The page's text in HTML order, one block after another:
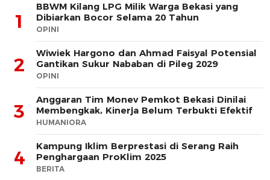
1
BBWM Kilang LPG Milik Warga Bekasi yang
Dibiarkan Bocor Selama 20 Tahun
OPINI
2
Wiwiek Hargono dan Ahmad Faisyal Potensial
Gantikan Sukur Nababan di Pileg 2029
OPINI
3
Anggaran Tim Monev Pemkot Bekasi Dinilai
Membengkak, Kinerja Belum Terbukti Efektif
HUMANIORA
4
Kampung Iklim Berprestasi di Serang Raih
Penghargaan ProKlim 2025
BERITA